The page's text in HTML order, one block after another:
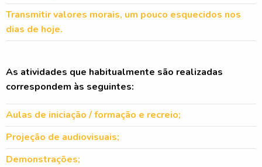
Transmitir valores morais, um pouco esquecidos nos
dias de hoje.
As atividades que habitualmente são realizadas
correspondem às seguintes:
Aulas de iniciação / formação e recreio;
Projeção de audiovisuais;
Demonstrações;